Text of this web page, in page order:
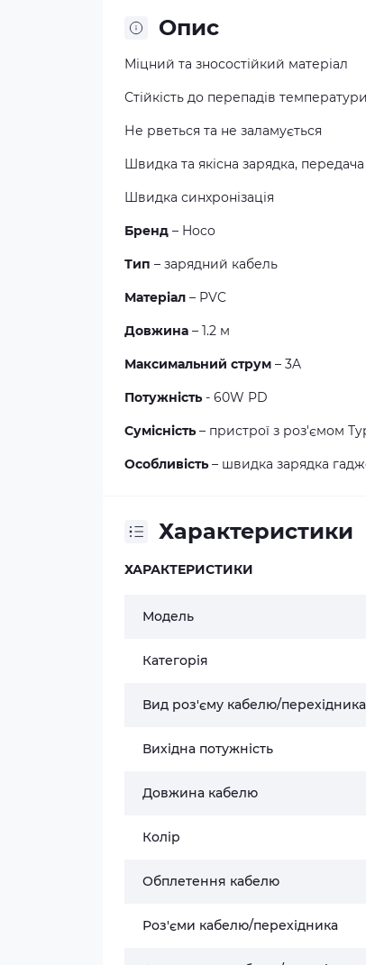
Опис
Міцний та зносостійкий матеріал
Стійкість до перепадів температури
Не рветься та не заламується
Швидка та якісна зарядка,
Швидка синхронізація
Бренд – Hoco
Тип – зарядний кабель
Матеріал – PVC
Довжина – 1.2 м
Максимальний струм – 3A
Потужність - 60W PD
Сумісність – пристрої з роз'ємом
Особливість – швидка зарядка
Характеристики
ХАРАКТЕРИСТИКИ
Модель
Категорія
Вид роз'єму кабелю/перехідника
Вихідна потужність
Довжина кабелю
Колір
Обплетення кабелю
Роз'єми кабелю/перехідника